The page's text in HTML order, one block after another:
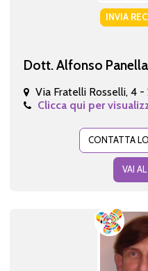
INVIA
Dott. Alfonso Panella
Via Fratelli Rosselli, 4 -
Clicca qui per
CONTATTA
VAI